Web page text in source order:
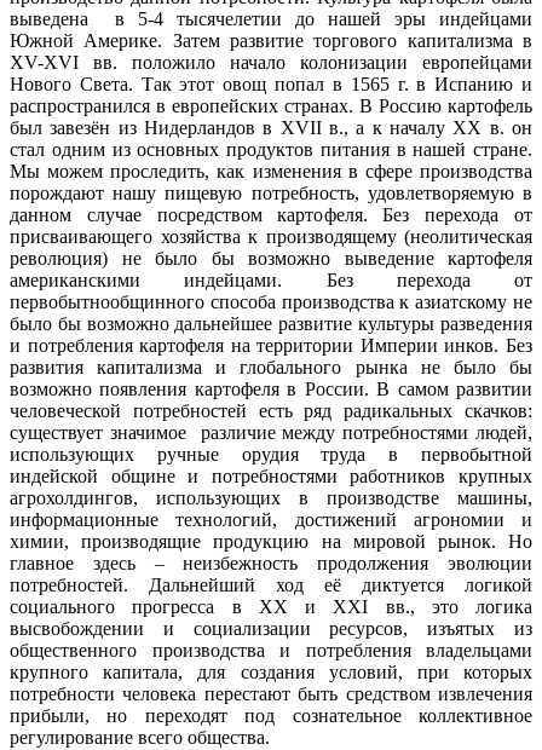
выведена в 5-4 тысячелетии до нашей эры индейцами
Южной Америке. Затем развитие торгового капитализма в
XV-XVI вв. положило начало колонизации европейцами
Нового Света. Так этот овощ попал в 1565 г. в Испанию и
распространился в европейских странах. В Россию картофель
был завезён из Нидерландов в XVII в., а к началу XX в. он
стал одним из основных продуктов питания в нашей стране.
Мы можем проследить, как изменения в сфере производства
порождают нашу пищевую потребность, удовлетворяемую в
данном случае посредством картофеля. Без перехода от
присваивающего хозяйства к производящему (неолитическая
революция) не было бы возможно выведение картофеля
американскими индейцами. Без перехода от
первобытнообщинного способа производства к азиатскому не
было бы возможно дальнейшее развитие культуры разведения
и потребления картофеля на территории Империи инков. Без
развития капитализма и глобального рынка не было бы
возможно появления картофеля в России. В самом развитии
человеческой потребностей есть ряд радикальных скачков:
существует значимое различие между потребностями людей,
использующих ручные орудия труда в первобытной
индейской общине и потребностями работников крупных
агрохолдингов, использующих в производстве машины,
информационные технологий, достижений агрономии и
химии, производящие продукцию на мировой рынок. Но
главное здесь – неизбежность продолжения эволюции
потребностей. Дальнейший ход её диктуется логикой
социального прогресса в XX и XXI вв., это логика
высвобождении и социализации ресурсов, изъятых из
общественного производства и потребления владельцами
крупного капитала, для создания условий, при которых
потребности человека перестают быть средством извлечения
прибыли, но переходят под сознательное коллективное
регулирование всего общества.